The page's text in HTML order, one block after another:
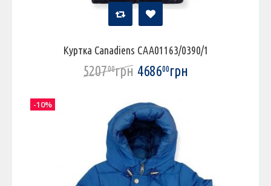
Куртка Canadiens CAA01163/0390/1
520700грн 468600грн
-10%